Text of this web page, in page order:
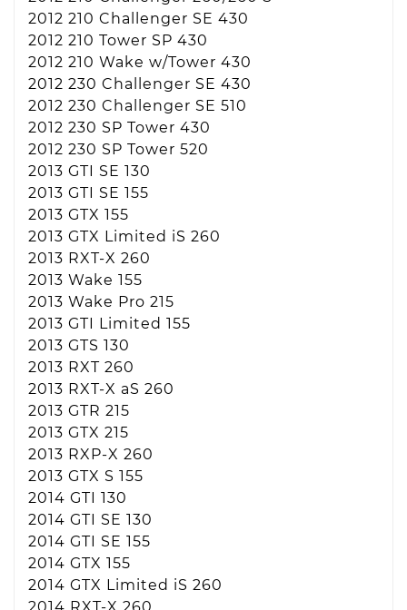
2012 210 Challenger SE 430
2012 210 Tower SP 430
2012 210 Wake w/Tower 430
2012 230 Challenger SE 430
2012 230 Challenger SE 510
2012 230 SP Tower 430
2012 230 SP Tower 520
2013 GTI SE 130
2013 GTI SE 155
2013 GTX 155
2013 GTX Limited iS 260
2013 RXT-X 260
2013 Wake 155
2013 Wake Pro 215
2013 GTI Limited 155
2013 GTS 130
2013 RXT 260
2013 RXT-X aS 260
2013 GTR 215
2013 GTX 215
2013 RXP-X 260
2013 GTX S 155
2014 GTI 130
2014 GTI SE 130
2014 GTI SE 155
2014 GTX 155
2014 GTX Limited iS 260